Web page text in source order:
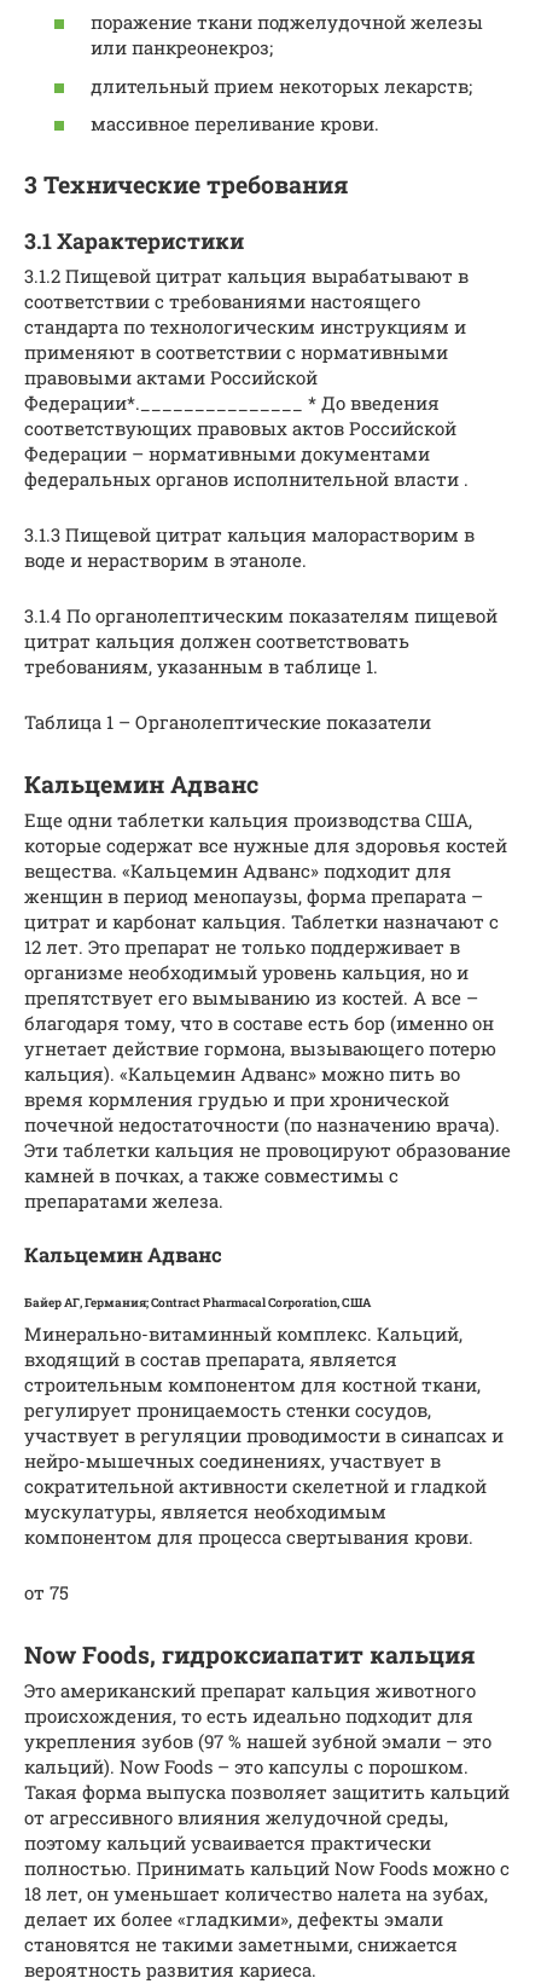
поражение ткани поджелудочной железы
или панкреонекроз;
длительный прием некоторых лекарств;
массивное переливание крови.
3 Технические требования
3.1 Характеристики
3.1.2 Пищевой цитрат кальция вырабатывают в
соответствии с требованиями настоящего
стандарта по технологическим инструкциям и
применяют в соответствии с нормативными
правовыми актами Российской
Федерации*._______________ * До введения
соответствующих правовых актов Российской
Федерации – нормативными документами
федеральных органов исполнительной власти .
3.1.3 Пищевой цитрат кальция малорастворим в
воде и нерастворим в этаноле.
3.1.4 По органолептическим показателям пищевой
цитрат кальция должен соответствовать
требованиям, указанным в таблице 1.
Таблица 1 – Органолептические показатели
Кальцемин Адванс
Еще одни таблетки кальция производства США,
которые содержат все нужные для здоровья костей
вещества. «Кальцемин Адванс» подходит для
женщин в период менопаузы, форма препарата –
цитрат и карбонат кальция. Таблетки назначают с
12 лет. Это препарат не только поддерживает в
организме необходимый уровень кальция, но и
препятствует его вымыванию из костей. А все –
благодаря тому, что в составе есть бор (именно он
угнетает действие гормона, вызывающего потерю
кальция). «Кальцемин Адванс» можно пить во
время кормления грудью и при хронической
почечной недостаточности (по назначению врача).
Эти таблетки кальция не провоцируют образование
камней в почках, а также совместимы с
препаратами железа.
Кальцемин Адванс
Байер АГ, Германия; Contract Pharmacal Corporation, США
Минерально-витаминный комплекс. Кальций,
входящий в состав препарата, является
строительным компонентом для костной ткани,
регулирует проницаемость стенки сосудов,
участвует в регуляции проводимости в синапсах и
нейро-мышечных соединениях, участвует в
сократительной активности скелетной и гладкой
мускулатуры, является необходимым
компонентом для процесса свертывания крови.
от 75
Now Foods, гидроксиапатит кальция
Это американский препарат кальция животного
происхождения, то есть идеально подходит для
укрепления зубов (97 % нашей зубной эмали – это
кальций). Now Foods – это капсулы с порошком.
Такая форма выпуска позволяет защитить кальций
от агрессивного влияния желудочной среды,
поэтому кальций усваивается практически
полностью. Принимать кальций Now Foods можно с
18 лет, он уменьшает количество налета на зубах,
делает их более «гладкими», дефекты эмали
становятся не такими заметными, снижается
вероятность развития кариеса.